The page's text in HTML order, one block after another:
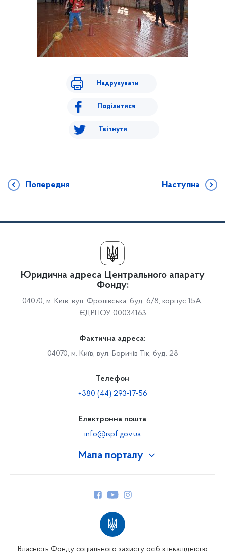
Надрукувати
Поділитися
Твітнути
Попередня Наступна
Мапа порталу
Юридична адреса Центрального апарату
Фонду:
04070, м. Київ, вул. Фролівська, буд. 6/8, корпус 15А,
ЄДРПОУ 00034163
Фактична адреса:
04070, м. Київ, вул. Боричів Тік, буд. 28
Телефон
+380 (44) 293-17-56
Електронна пошта
info@ispf.gov.ua
Власність Фонду соціального захисту осіб з інвалідністю